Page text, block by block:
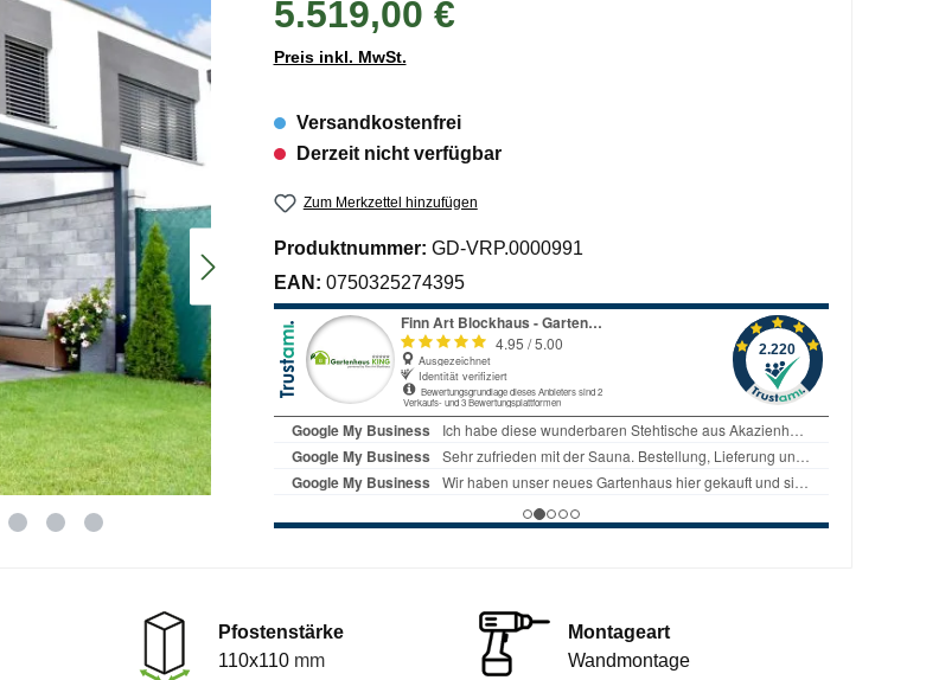
5.519,00 €
Preis inkl. MwSt.
Versandkostenfrei
Derzeit nicht verfügbar
Zum Merkzettel hinzufügen
Produktnummer: GD-VRP.0000991
EAN: 0750325274395
Pfostenstärke
110x110 mm
Montageart
Wandmontage